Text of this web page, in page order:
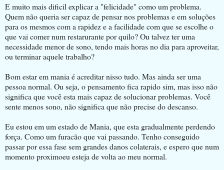
E muito mais dificil explicar a "felicidade" como um problema.
Quem não queria ser capaz de pensar nos problemas e em soluções
para os mesmos com a rapidez e a facilidade com que se escolhe o
que vai comer num restarurante por quilo? Ou talvez ter uma
necessidade menor de sono, tendo mais horas no dia para aproveitar,
ou terminar aquele trabalho?
Bom estar em mania é acreditar nisso tudo. Mas ainda ser uma
pessoa normal. Ou seja, o pensamento fica rapido sim, mas isso não
significa que você esta mais capaz de solucionar problemas. Você
sente menos sono, não significa que não precise do descanso.
Eu estou em um estado de Mania, que esta gradualmente perdendo
força. Como um furacão que vai passando. Tenho conseguido
passar por essa fase sem grandes danos colaterais, e espero que num
momento proximoeu esteja de volta ao meu normal.